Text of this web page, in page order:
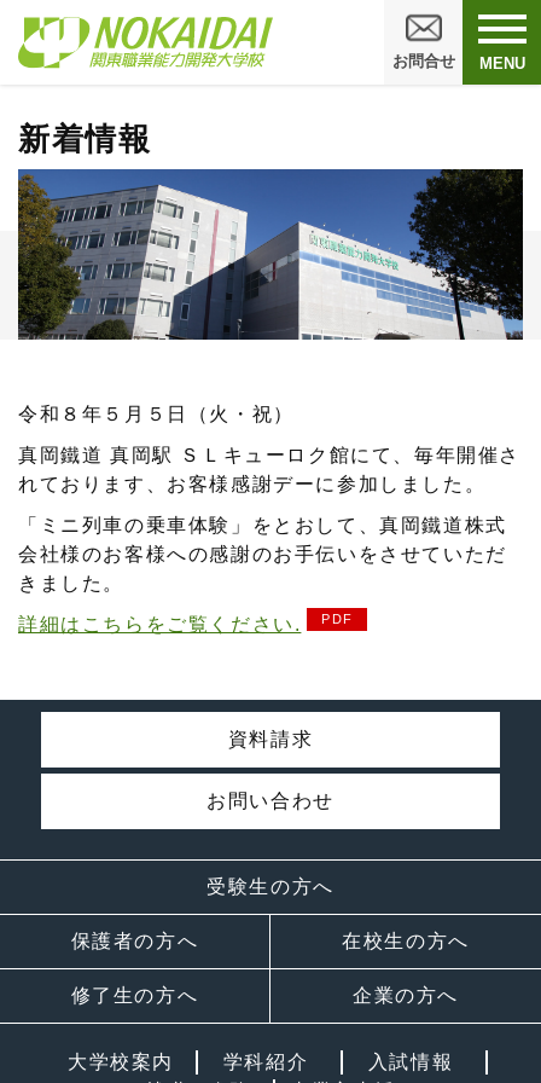
お問合せ MENU
新着情報
令和８年５月５日（火・祝）
真岡鐵道 真岡駅 ＳＬキューロク館にて、毎年開催さ
れております、お客様感謝デーに参加しました。
「ミニ列車の乗車体験」をとおして、真岡鐵道株式
会社様のお客様への感謝のお手伝いをさせていただ
きました。
詳細はこちらをご覧ください.
資料請求
お問い合わせ
受験生の方へ
保護者の方へ 在校生の方へ
修了生の方へ 企業の方へ
大学校案内 学科紹介
入試情報